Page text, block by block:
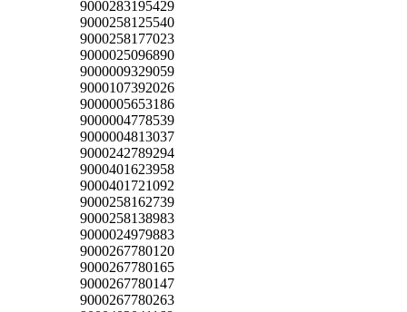
9000283195429
9000258125540
9000258177023
9000025096890
9000009329059
9000107392026
9000005653186
9000004778539
9000004813037
9000242789294
9000401623958
9000401721092
9000258162739
9000258138983
9000024979883
9000267780120
9000267780165
9000267780147
9000267780263